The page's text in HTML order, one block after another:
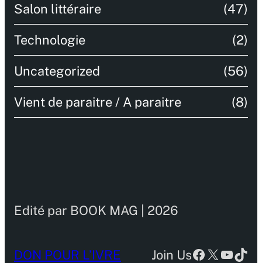
Salon littéraire (47)
Technologie (2)
Uncategorized (56)
Vient de paraitre / A paraitre (8)
Edité par BOOK MAG | 2026
DON POUR L’IVRE Join UsFacebook
X